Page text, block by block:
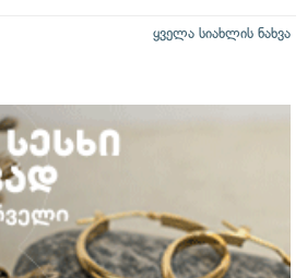
ყველა სიახლის ნახვა